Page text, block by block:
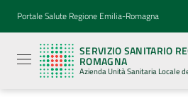
Vai al contenuto
Vai alla navigazione
Vai al footer
Portale Salute Regione Emilia-Romagna
SERVIZIO SANITARIO
ROMAGNA
Azienda Unità Sanitaria Locale
Sanitario
Regionale
Emilia-
Romagna
Azienda